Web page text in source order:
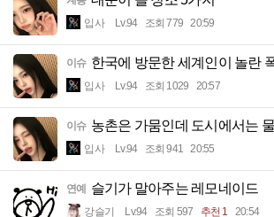
입사 Lv.94 조회 779 20:59
이슈 한국에 방문한 세계인이 놀란
입사 Lv.94 조회 1029 20:57
이슈 농촌은 가뭄인데 도시에서는 물
입사 Lv.94 조회 941 20:55
연예 슬기가 말아주는 레모네이드
강슬기 Lv.94 조회 597 추천 1 20:54